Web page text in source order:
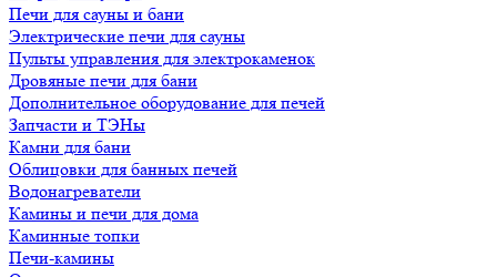
Печи для сауны и бани
Электрические печи для сауны
Пульты управления для электрокаменок
Дровяные печи для бани
Дополнительное оборудование для печей
Запчасти и ТЭНы
Камни для бани
Облицовки для банных печей
Водонагреватели
Камины и печи для дома
Каминные топки
Печи-камины